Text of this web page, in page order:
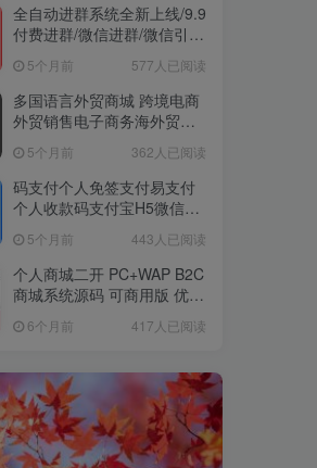
全自动进群系统全新上线/9.9
付费进群/微信进群/微信引
5个月前 577人已阅读
多国语言外贸商城 跨境电商
外贸销售电子商务海外贸易
5个月前 362人已阅读
码支付个人免签支付易支付
个人收款码支付宝H5微信即
控 5个月前 443人已阅读
个人商城二开 PC+WAP B2C
商城系统源码 可商用版 优惠
6个月前 417人已阅读